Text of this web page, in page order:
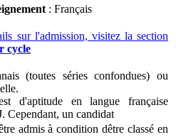
: Français
sur l'admission, visitez la section
cycle
(toutes séries confondues) ou
d'aptitude en langue française
Cependant, un candidat
admis à condition dêtre classé en